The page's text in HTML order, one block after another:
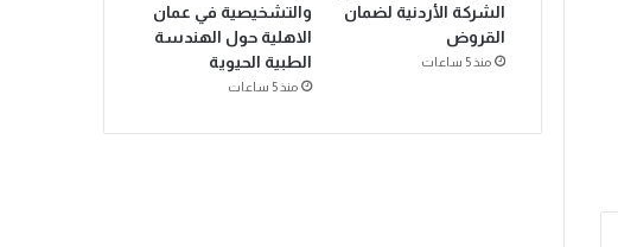
الشركة الأردنية لضمان
القروض
منذ 5 ساعات
والتشخيصية في عمان
الاهلية حول الهندسة
الطبية الحيوية
منذ 5 ساعات